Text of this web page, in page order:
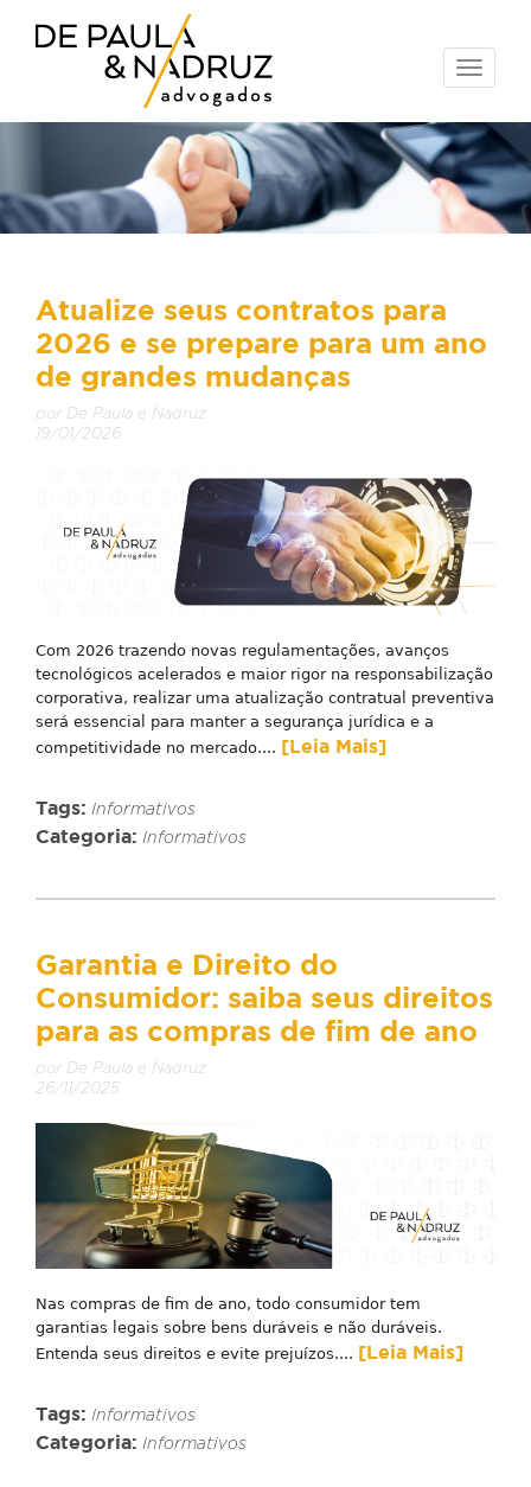
Toggle
Atualize seus contratos para
2026 e se prepare para um ano
de grandes mudanças
por De Paula e Nadruz
19/01/2026
Com 2026 trazendo novas regulamentações, avanços
tecnológicos acelerados e maior rigor na responsabilização
corporativa, realizar uma atualização contratual preventiva
será essencial para manter a segurança jurídica e a
competitividade no mercado.... [Leia Mais]
Tags: Informativos
Categoria: Informativos
Garantia e Direito do
Consumidor: saiba seus direitos
para as compras de fim de ano
por De Paula e Nadruz
26/11/2025
Nas compras de fim de ano, todo consumidor tem
garantias legais sobre bens duráveis e não duráveis.
Entenda seus direitos e evite prejuízos.... [Leia Mais]
Tags: Informativos
Categoria: Informativos